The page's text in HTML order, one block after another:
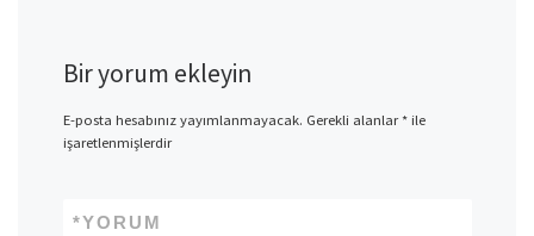
Bir yorum ekleyin
E-posta hesabınız yayımlanmayacak. Gerekli alanlar*ile
işaretlenmişlerdir
YORUM
*